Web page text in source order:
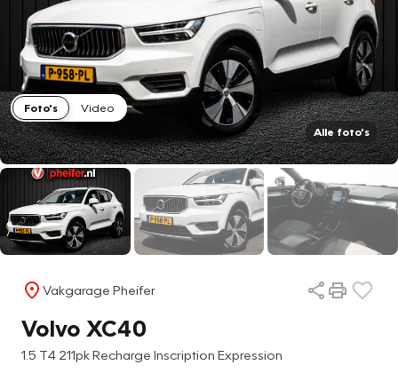
Foto's
Video
Alle foto's
Vakgarage Pheifer
Volvo XC40
1.5 T4 211pk Recharge Inscription Expression